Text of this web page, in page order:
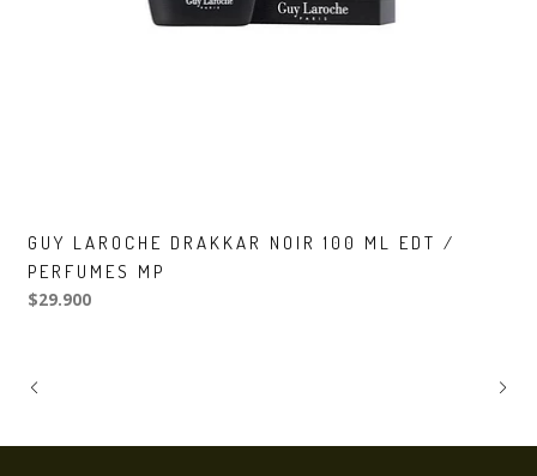
GUY LAROCHE DRAKKAR NOIR 100 ML EDT /
PERFUMES MP
$29.900